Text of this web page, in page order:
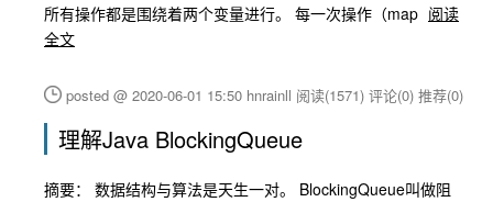
所有操作都是围绕着两个变量进行。 每一次操作（map 阅读
全文
posted @ 2020-06-01 15:50 hnrainll 阅读(1571) 评论(0) 推荐(0)
理解Java BlockingQueue
摘要： 数据结构与算法是天生一对。 BlockingQueue叫做阻